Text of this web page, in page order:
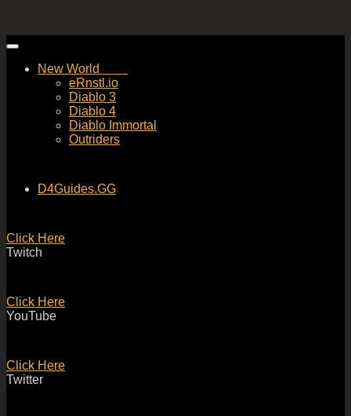
Skip
contentNew World
eRnstl.io
Diablo 3
Diablo 4
Diablo Immortal
Outriders
D4Guides.GG
Click Here
Twitch
Click Here
YouTube
Click Here
Twitter